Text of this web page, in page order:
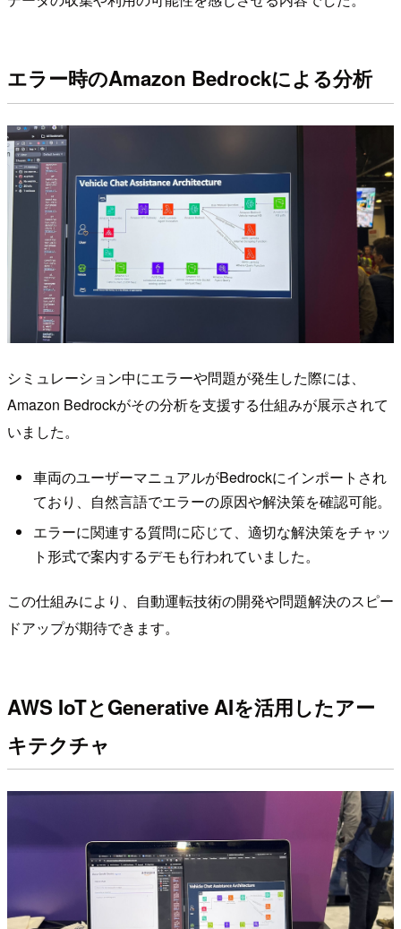
エラー時のAmazon Bedrockによる分析
シミュレーション中にエラーや問題が発生した際には、
Amazon Bedrockがその分析を支援する仕組みが展示されて
いました。
車両のユーザーマニュアルがBedrockにインポートされ
ており、自然言語でエラーの原因や解決策を確認可能。
エラーに関連する質問に応じて、適切な解決策をチャッ
ト形式で案内するデモも行われていました。
この仕組みにより、自動運転技術の開発や問題解決のスピー
ドアップが期待できます。
AWS IoTとGenerative AIを活用したアー
キテクチャ